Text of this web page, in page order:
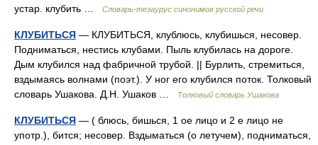
устар. клубить …
Словарь-тезаурус синонимов русской речи
КЛУБИТЬСЯ — КЛУБИТЬСЯ, клублюсь, клубишься, несовер.
Подниматься, нестись клубами. Пыль клубилась на дороге.
Дым клубился над фабричной трубой. || Бурлить, стремиться,
вздымаясь волнами (поэт.). У ног его клубился поток. Толковый
словарь Ушакова. Д.Н. Ушаков …
Толковый словарь Ушакова
КЛУБИТЬСЯ — ( блюсь, бишься, 1 ое лицо и 2 е лицо не
употр.), бится; несовер. Вздыматься (о летучем), подниматься,